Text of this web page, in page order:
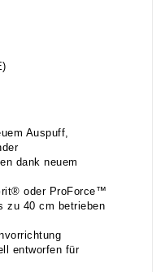
Auspuff,
dank neuem
oder ProForce™
zu 40 cm betrieben
entworfen für